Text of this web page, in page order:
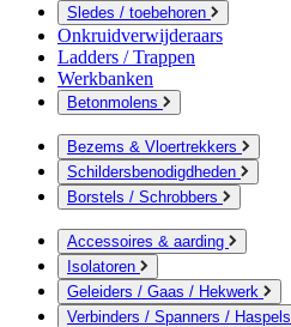
Sledes / toebehoren
Onkruidverwijderaars
Ladders / Trappen
Werkbanken
Betonmolens
Bezems & Vloertrekkers
Schildersbenodigdheden
Borstels / Schrobbers
Accessoires & aarding
Isolatoren
Geleiders / Gaas / Hekwerk
Verbinders / Spanners / Haspels